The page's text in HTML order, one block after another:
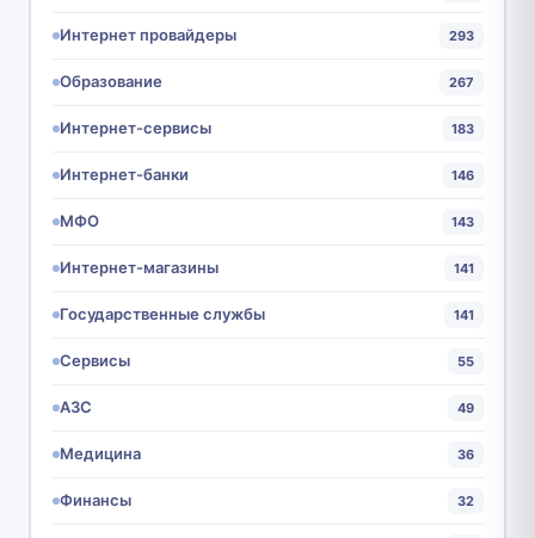
Интернет провайдеры 293
Образование 267
Интернет-сервисы 183
Интернет-банки 146
МФО 143
Интернет-магазины 141
Государственные службы 141
Сервисы 55
АЗС 49
Медицина 36
Финансы 32